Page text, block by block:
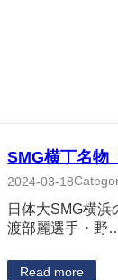
SMG横丁名物
2024-03-18
日体大SMG横
渡部麗選手・野
Read more